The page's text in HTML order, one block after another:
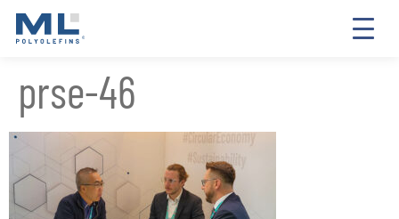
prse-46